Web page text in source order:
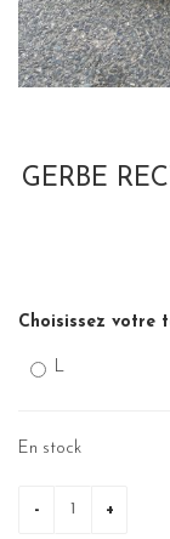
GERBE
Choisissez votre
L
En stock